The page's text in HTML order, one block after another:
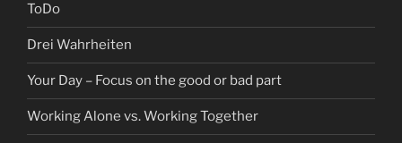
ToDo
Drei Wahrheiten
Your Day – Focus on the good or bad part
Working Alone vs. Working Together